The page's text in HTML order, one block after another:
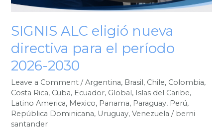
SIGNIS ALC eligió nueva
directiva para el período
2026-2030
Leave a Comment /Argentina, Brasil, Chile, Colombia,
Costa Rica, Cuba, Ecuador, Global, Islas del Caribe,
Latino America, Mexico, Panama, Paraguay, Perú,
República Dominicana, Uruguay,Venezuela / berni
santander
2030